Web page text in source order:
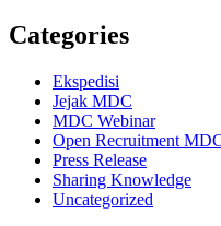
Categories
Ekspedisi
Jejak MDC
MDC Webinar
Open Recruitment
Press Release
Sharing Knowledge
Uncategorized